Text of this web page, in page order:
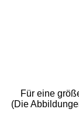
Für eine
(Die